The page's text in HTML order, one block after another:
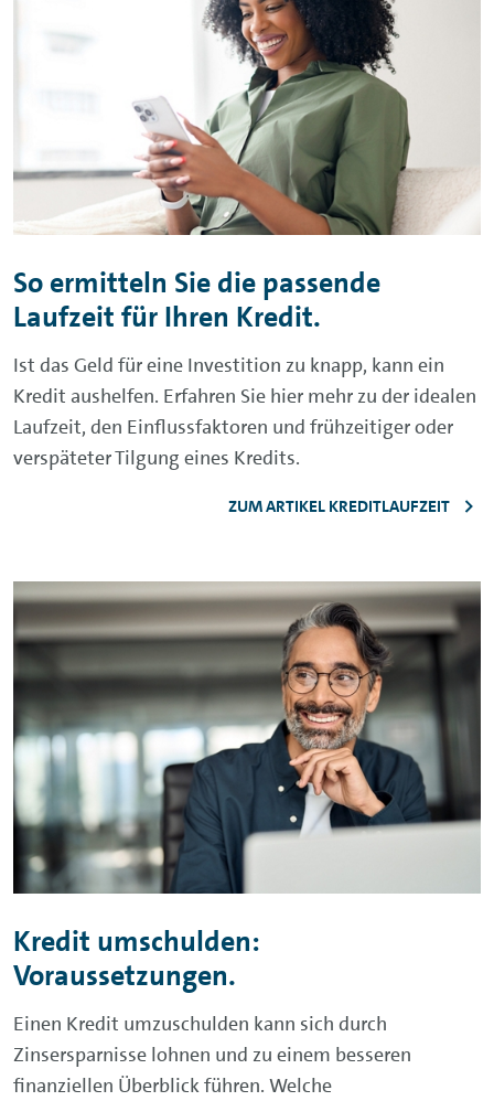
Sie aber auch teurer, da Sie zusätzlich
Versicherungsbeiträge zahlen müssen. Wenn
Sie Ihren Kredit umschulden, können Sie die
Restschuldversicherung des Altkredits in der
Regel kündigen, sodass Sie beim neuen
Kredit Kosten einsparen können.
So ermitteln Sie die passende
Laufzeit für Ihren Kredit.
Ist das Geld für eine Investition zu knapp, kann ein
Kredit aushelfen. Erfahren Sie hier mehr zu der idealen
Laufzeit, den Einflussfaktoren und frühzeitiger oder
verspäteter Tilgung eines Kredits.
ZUM ARTIKEL KREDITLAUFZEIT
Kredit umschulden:
Voraussetzungen.
Einen Kredit umzuschulden kann sich durch
Zinsersparnisse lohnen und zu einem besseren
finanziellen Überblick führen. Welche